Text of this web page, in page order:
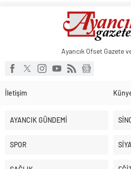
Ayancık Ofset Gazete
İletişim
AYANCIK GÜNDEMİ
SPOR